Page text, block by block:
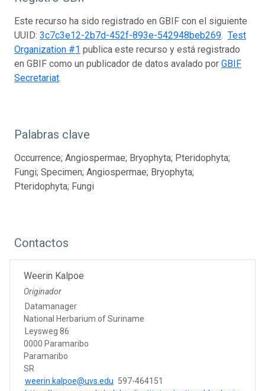
Este recurso ha sido registrado en GBIF con el siguiente
UUID: 3c7c3e12-2b7d-452f-893e-542948beb269. Test
Organization #1 publica este recurso y está registrado
en GBIF como un publicador de datos avalado por GBIF
Secretariat.
Palabras clave
Occurrence; Angiospermae; Bryophyta; Pteridophyta;
Fungi; Specimen; Angiospermae; Bryophyta;
Pteridophyta; Fungi
Contactos
Weerin Kalpoe
Originador
Datamanager
National Herbarium of Suriname
Leysweg 86
0000 Paramaribo
Paramaribo
SR
weerin.kalpoe@uvs.edu 597-464151